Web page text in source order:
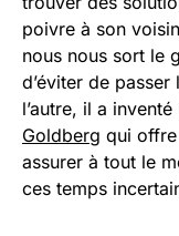
poivre à son
nous nous sort le
d’éviter de passer
l’autre, il a
Goldberg qui offre
assurer à tout le
ces temps